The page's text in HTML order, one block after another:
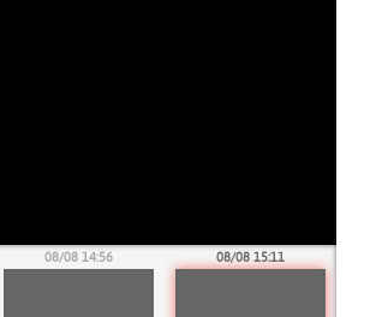
08/08 14:56 08/08 15:11